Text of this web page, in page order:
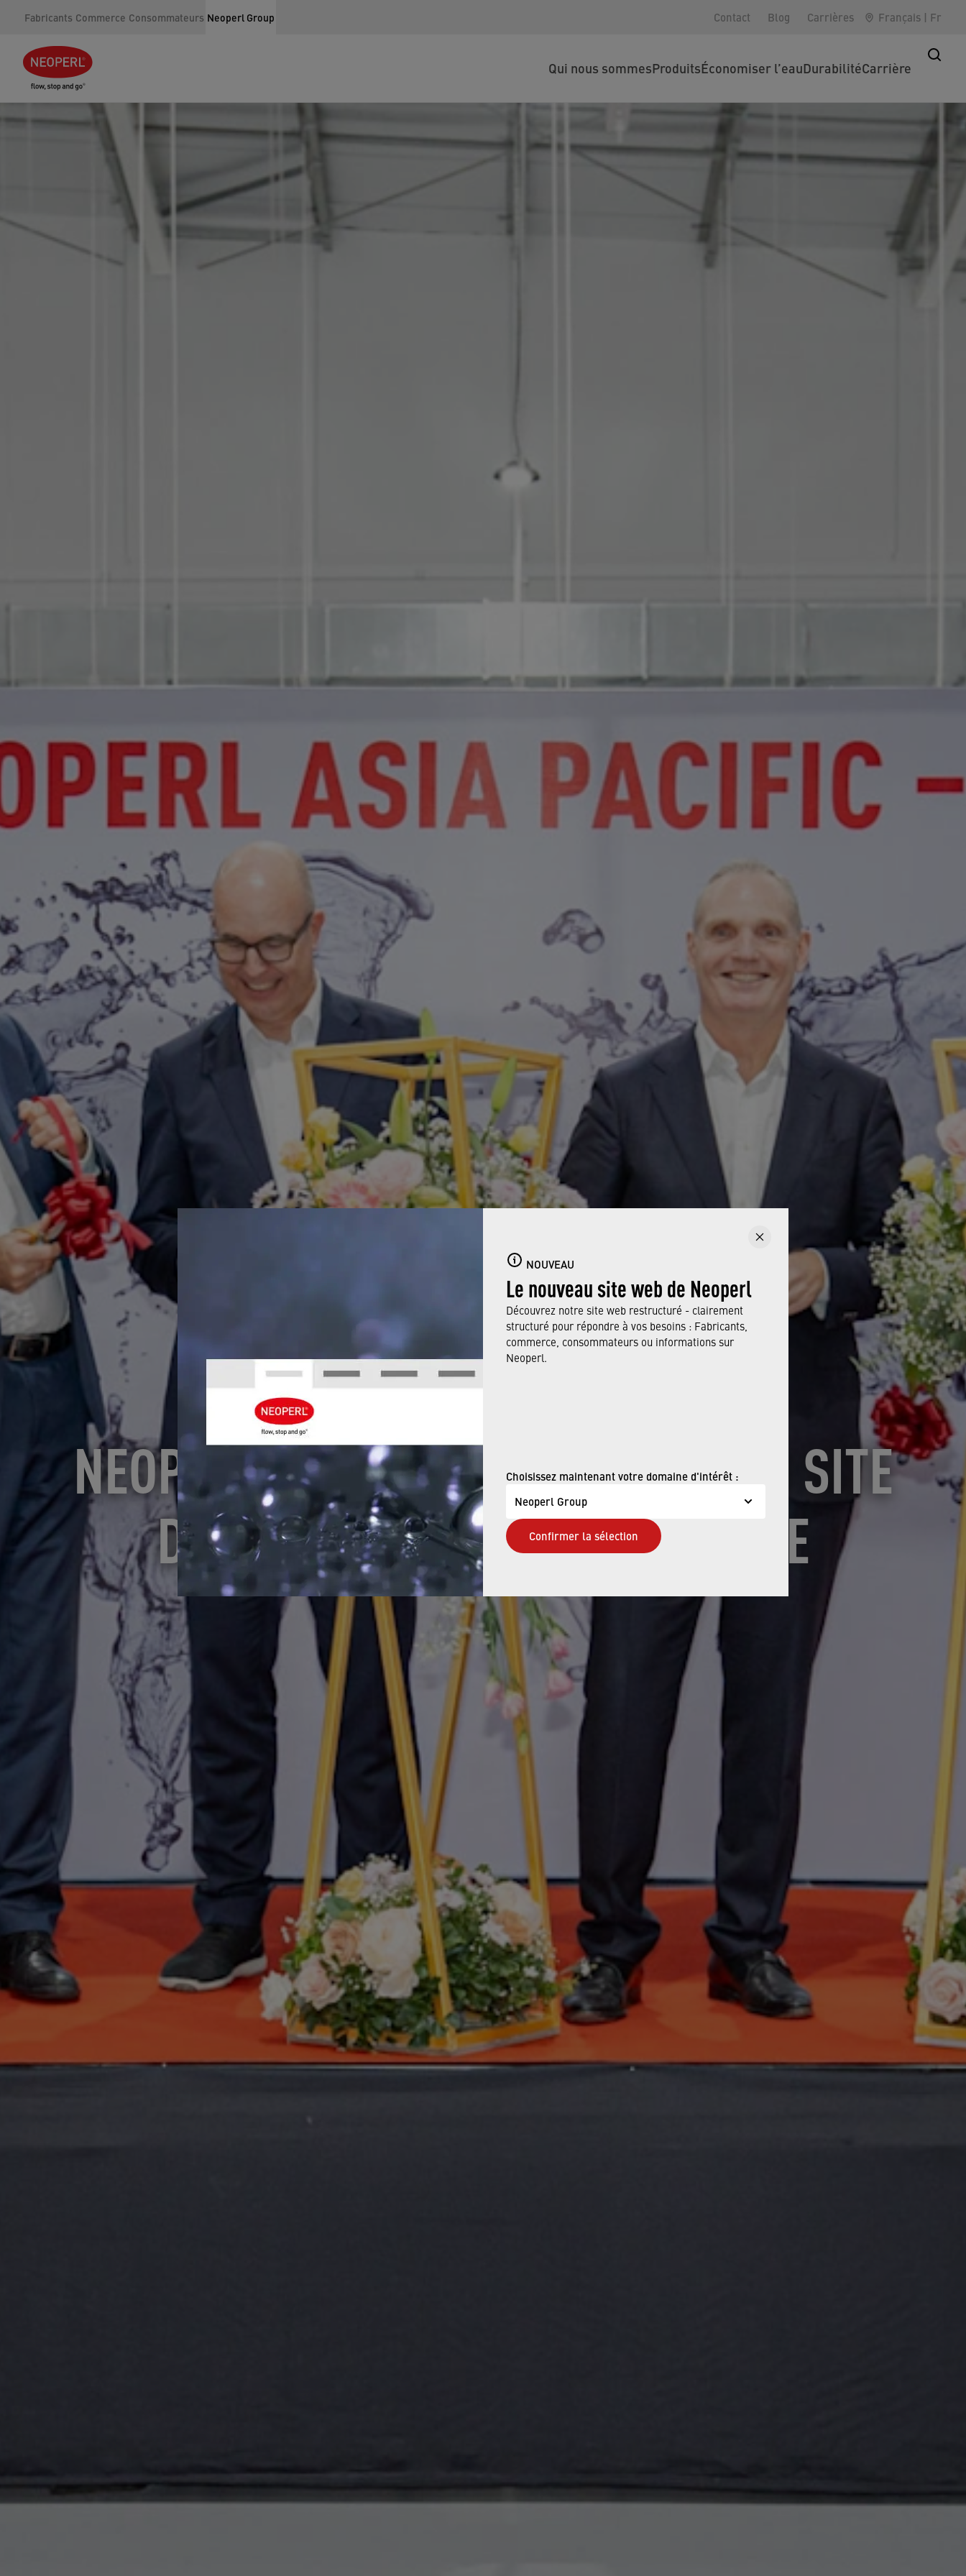
Fabricants Commerce Consommateurs Neoperl Group Contact Blog Carrières Français | Fr
Qui nous sommesProduitsÉconomiser l’eauDurabilitéCarrière
NOUVEAU
Le nouveau site web de Neoperl
Découvrez notre site web restructuré - clairement
structuré pour répondre à vos besoins : Fabricants,
commerce, consommateurs ou informations sur
Neoperl.
Choisissez maintenant votre domaine d'intérêt :
Neoperl Group
Confirmer la sélection
Feb 19, 2024
NEOPERL ASIA PACIFIC - NOUVEAU SITE
DE PRODUCTION EN THAÏLANDE